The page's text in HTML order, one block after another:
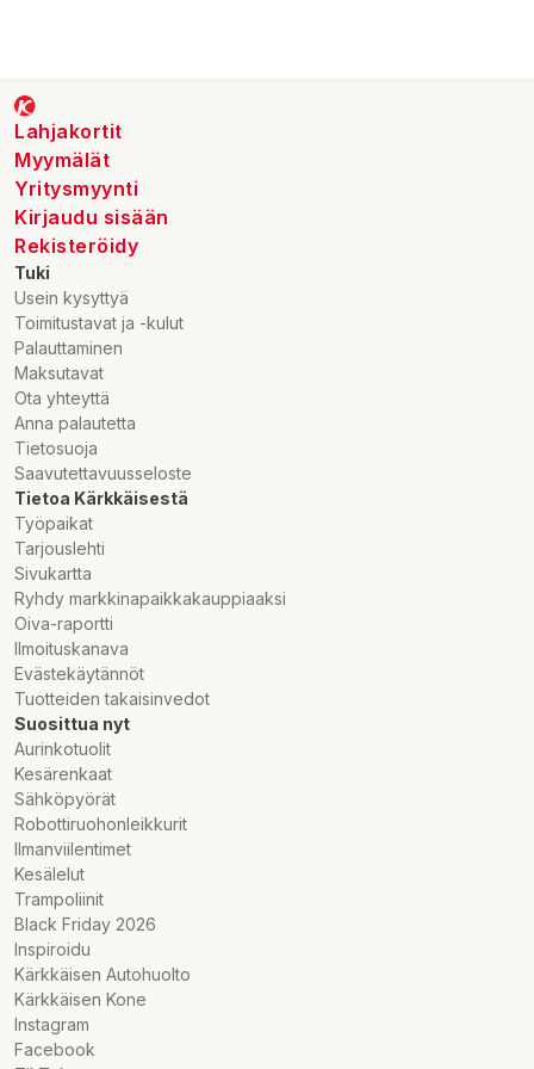
Lahjakortit
Myymälät
Yritysmyynti
Kirjaudu sisään
Rekisteröidy
Tuki
Usein kysyttyä
Toimitustavat ja -kulut
Palauttaminen
Maksutavat
Ota yhteyttä
Anna palautetta
Tietosuoja
Saavutettavuusseloste
Tietoa Kärkkäisestä
Työpaikat
Tarjouslehti
Sivukartta
Ryhdy markkinapaikkakauppiaaksi
Oiva-raportti
Ilmoituskanava
Evästekäytännöt
Tuotteiden takaisinvedot
Suosittua nyt
Aurinkotuolit
Kesärenkaat
Sähköpyörät
Robottiruohonleikkurit
Ilmanviilentimet
Kesälelut
Trampoliinit
Black Friday 2026
Inspiroidu
Kärkkäisen Autohuolto
Kärkkäisen Kone
Instagram
Facebook